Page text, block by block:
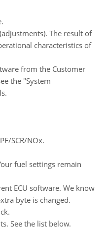
The result of
characteristics of
from the Customer
the "System
SCR/NOx.
fuel settings remain
ECU software. We know
byte is changed.
See the list below.